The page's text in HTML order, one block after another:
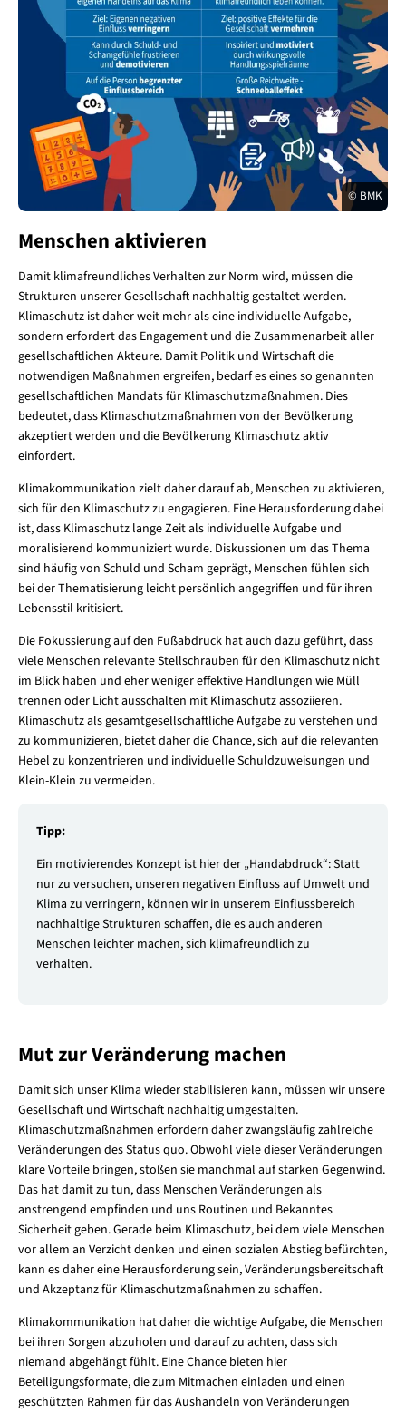
© BMK
Menschen aktivieren
Damit klimafreundliches Verhalten zur Norm wird, müssen die
Strukturen unserer Gesellschaft nachhaltig gestaltet werden.
Klimaschutz ist daher weit mehr als eine individuelle Aufgabe,
sondern erfordert das Engagement und die Zusammenarbeit aller
gesellschaftlichen Akteure. Damit Politik und Wirtschaft die
notwendigen Maßnahmen ergreifen, bedarf es eines so genannten
gesellschaftlichen Mandats für Klimaschutzmaßnahmen. Dies
bedeutet, dass Klimaschutzmaßnahmen von der Bevölkerung
akzeptiert werden und die Bevölkerung Klimaschutz aktiv
einfordert.
Klimakommunikation zielt daher darauf ab, Menschen zu aktivieren,
sich für den Klimaschutz zu engagieren. Eine Herausforderung dabei
ist, dass Klimaschutz lange Zeit als individuelle Aufgabe und
moralisierend kommuniziert wurde. Diskussionen um das Thema
sind häufig von Schuld und Scham geprägt, Menschen fühlen sich
bei der Thematisierung leicht persönlich angegriffen und für ihren
Lebensstil kritisiert.
Die Fokussierung auf den Fußabdruck hat auch dazu geführt, dass
viele Menschen relevante Stellschrauben für den Klimaschutz nicht
im Blick haben und eher weniger effektive Handlungen wie Müll
trennen oder Licht ausschalten mit Klimaschutz assoziieren.
Klimaschutz als gesamtgesellschaftliche Aufgabe zu verstehen und
zu kommunizieren, bietet daher die Chance, sich auf die relevanten
Hebel zu konzentrieren und individuelle Schuldzuweisungen und
Klein-Klein zu vermeiden.
Tipp:
Ein motivierendes Konzept ist hier der „Handabdruck“: Statt
nur zu versuchen, unseren negativen Einfluss auf Umwelt und
Klima zu verringern, können wir in unserem Einflussbereich
nachhaltige Strukturen schaffen, die es auch anderen
Menschen leichter machen, sich klimafreundlich zu
verhalten.
Mut zur Veränderung machen
Damit sich unser Klima wieder stabilisieren kann, müssen wir unsere
Gesellschaft und Wirtschaft nachhaltig umgestalten.
Klimaschutzmaßnahmen erfordern daher zwangsläufig zahlreiche
Veränderungen des Status quo. Obwohl viele dieser Veränderungen
klare Vorteile bringen, stoßen sie manchmal auf starken Gegenwind.
Das hat damit zu tun, dass Menschen Veränderungen als
anstrengend empfinden und uns Routinen und Bekanntes
Sicherheit geben. Gerade beim Klimaschutz, bei dem viele Menschen
vor allem an Verzicht denken und einen sozialen Abstieg befürchten,
kann es daher eine Herausforderung sein, Veränderungsbereitschaft
und Akzeptanz für Klimaschutzmaßnahmen zu schaffen.
Klimakommunikation hat daher die wichtige Aufgabe, die Menschen
bei ihren Sorgen abzuholen und darauf zu achten, dass sich
niemand abgehängt fühlt. Eine Chance bieten hier
Beteiligungsformate, die zum Mitmachen einladen und einen
geschützten Rahmen für das Aushandeln von Veränderungen